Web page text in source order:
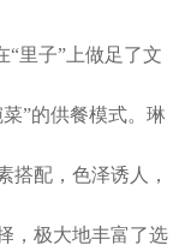
“里子”上做足了文
菜”的供餐模式。琳
搭配，色泽诱人，
，极大地丰富了选